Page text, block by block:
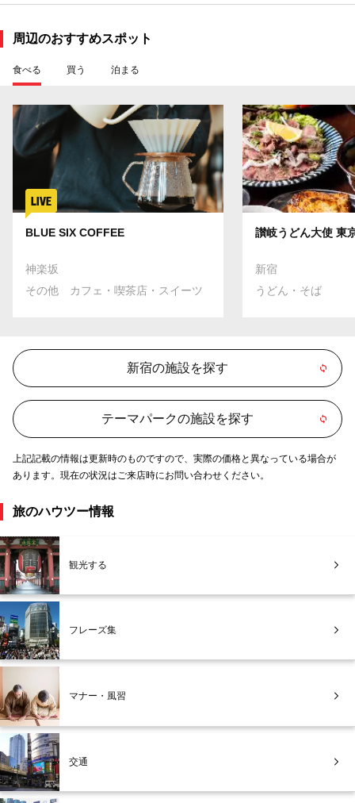
周辺のおすすめスポット
食べる 買う 泊まる
BLUE SIX COFFEE
神楽坂
その他 カフェ・喫茶店・スイーツ
讃岐うどん大使 東
新宿
うどん・そば
新宿の施設を探す
テーマパークの施設を探す
上記記載の情報は更新時のものですので、実際の価格と異なっている場合が
あります。現在の状況はご来店時にお問い合わせください。
旅のハウツー情報
観光する
フレーズ集
マナー・風習
交通